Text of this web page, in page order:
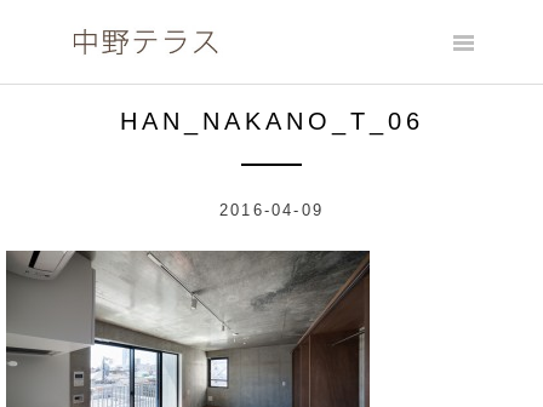
HAN_NAKANO_T_06
2016-04-09